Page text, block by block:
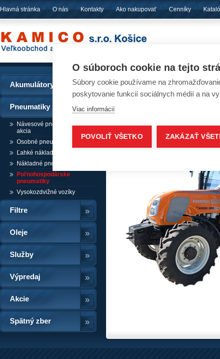
Hlavná stránka O nás Kontakty Ako nakupovať Cenníky
Akumulátory
Pneumatiky
Návesové pneumatiky /
akcia
Osobné pneumatiky
Ľahké nákladné pneumatiky
Nákladné pneumatiky
Poľnohospodárske
pneumatiky
Vysokozdvižné vozíky
Filtre
Oleje
Služby
Výpredaj
Akcie
Spätný zber
Pneumatiky -
O súboroch cookie na tejto
Súbory cookie používame na
poskytovanie funkcií sociálnych médií a na
Viac informácií
POVOLIŤ VŠETKO ZAKÁZAŤ